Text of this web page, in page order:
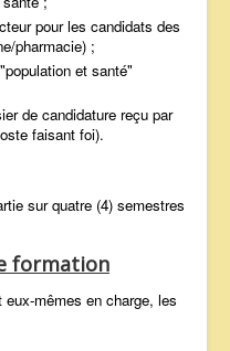
pour les candidats des
pharmacie) ;
et santé"
de candidature reçu par
faisant foi).
sur quatre (4) semestres
formation
mêmes en charge, les